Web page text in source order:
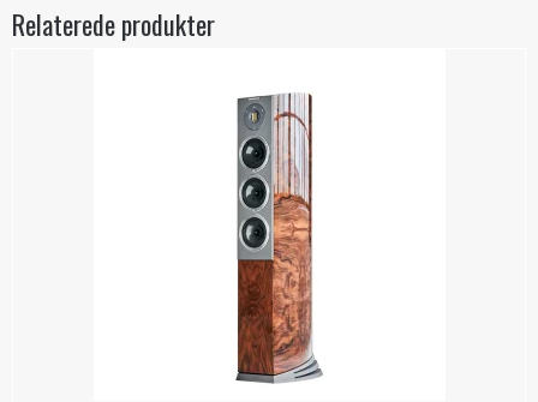
Relaterede produkter